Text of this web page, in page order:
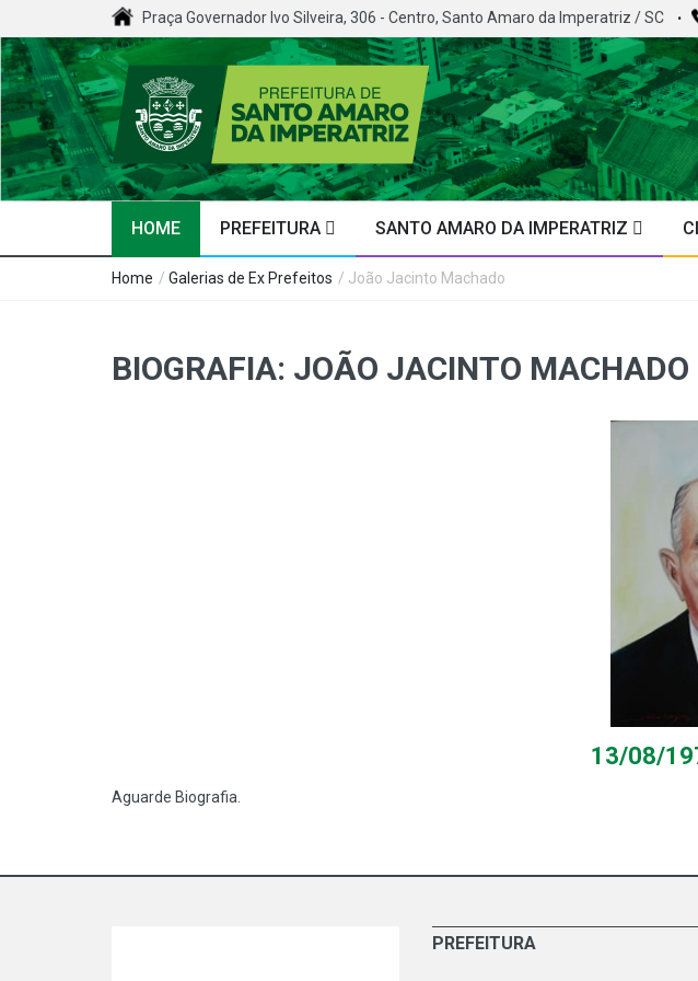
Praça Governador Ivo Silveira, 306 - Centro, Santo Amaro da Imperatriz / SC
HOME PREFEITURA SANTO AMARO DA IMPERATRIZ
Home / Galerias de Ex Prefeitos / João Jacinto Machado
BIOGRAFIA: JOÃO JACINTO MACHADO
13/08/
Aguarde Biografia.
PREFEITURA